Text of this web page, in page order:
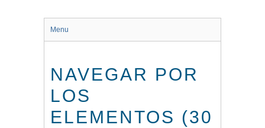
Menu
NAVEGAR POR
LOS
ELEMENTOS (30